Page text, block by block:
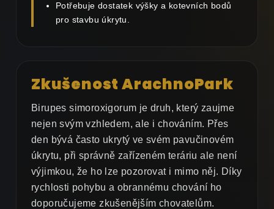
Potřebuje dostatek výšky a kotevních bodů
pro stavbu úkrytu.
Zkušenost ArachnoPark
Birupes simoroxigorum je druh, který zaujme
nejen svým vzhledem, ale i chováním. Přes
den bývá často ukrytý ve svém pavučinovém
úkrytu, při správně zařízeném teráriu ale není
výjimkou, že ho lze pozorovat i mimo něj. Díky
rychlosti pohybu a obrannému chování ho
doporučujeme zkušenějším chovatelům.